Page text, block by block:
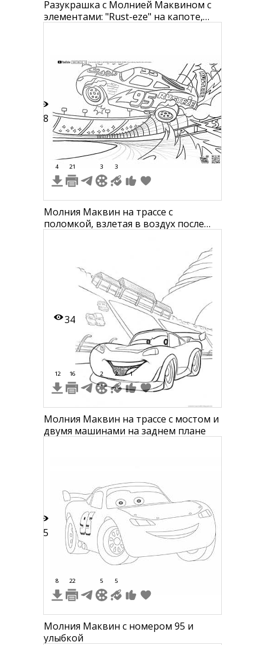
Разукрашка с Молнией Маквином с
элементами: "Rust-eze" на капоте,
из пяти цветов на левой стороне
38
4 21 3 3
Молния Маквин на трассе с
поломкой, взлетая в воздух после
34
12 16 2 2 1
Молния Маквин на трассе с мостом и
двумя машинами на заднем плане
45
8 22 5 5
Молния Маквин с номером 95 и
улыбкой